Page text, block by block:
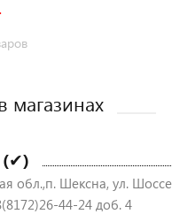
магазинах
(✔)
обл.,п. Шексна, ул.
44-24 доб. 4